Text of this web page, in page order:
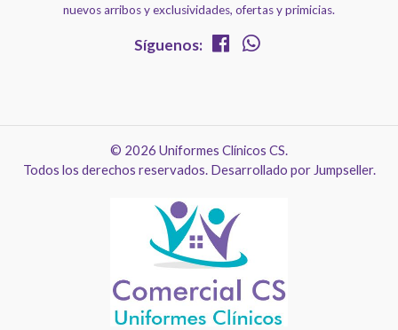
nuevos arribos y exclusividades, ofertas y primicias.
Síguenos:
© 2026 Uniformes Clínicos CS.
Todos los derechos reservados. Desarrollado por Jumpseller.